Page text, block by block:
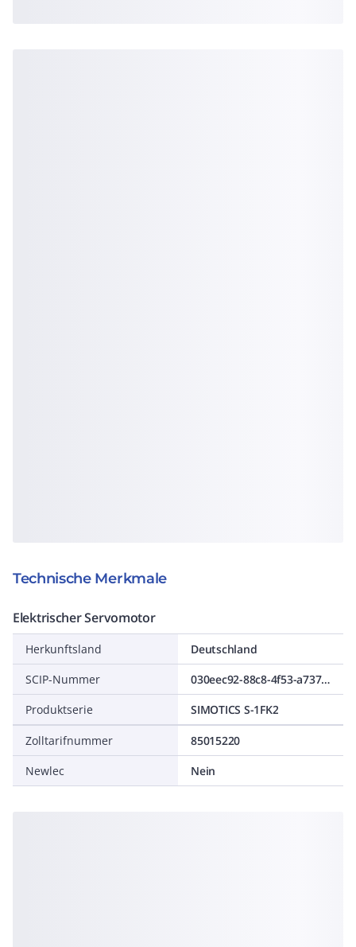
Technische Merkmale
Elektrischer Servomotor
Herkunftsland
Deutschland
SCIP-Nummer
030eec92-88c8-4f53-a737-431ec80c2d78
Produktserie
SIMOTICS S-1FK2
Zolltarifnummer
85015220
Newlec
Nein